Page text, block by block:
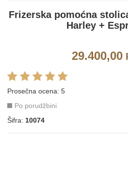
Frizerska pomoćna
Harley +
29.400,00
Prosečna ocena: 5
Po porudžbini
Šifra: 10074